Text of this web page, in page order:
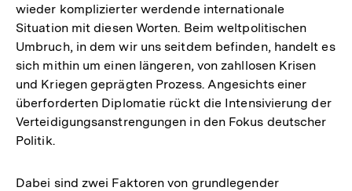
Fußnote
wieder komplizierter werdende internationale
Situation mit diesen Worten. Beim weltpolitischen
Umbruch, in dem wir uns seitdem befinden, handelt es
sich mithin um einen längeren, von zahllosen Krisen
und Kriegen geprägten Prozess. Angesichts einer
überforderten Diplomatie rückt die Intensivierung der
Verteidigungsanstrengungen in den Fokus deutscher
Politik.
Dabei sind zwei Faktoren von grundlegender